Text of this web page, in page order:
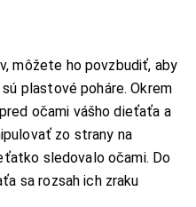
môžete ho povzbudiť, aby
plastové poháre. Okrem
očami vášho dieťaťa a
zo strany na
sledovalo očami. Do
sa rozsah ich zraku